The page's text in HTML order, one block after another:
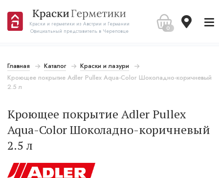
Краски и герметики из Австрии и Германии
Официальный представитель в Череповце
0
Главная Каталог
Краски и лазури
Кроющее покрытие Adler Pullex Aqua-Color Шоколадно-коричневый
2.5 л
Кроющее покрытие Adler Pullex
Aqua-Color Шоколадно-коричневый
2.5 л